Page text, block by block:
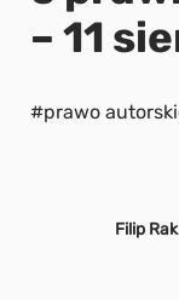
– 11
#prawo
Filip Rak